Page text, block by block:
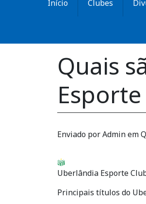
Início Clubes
Quais
Enviado porAdminem
Uberlândia Esporte
Principais títulos do